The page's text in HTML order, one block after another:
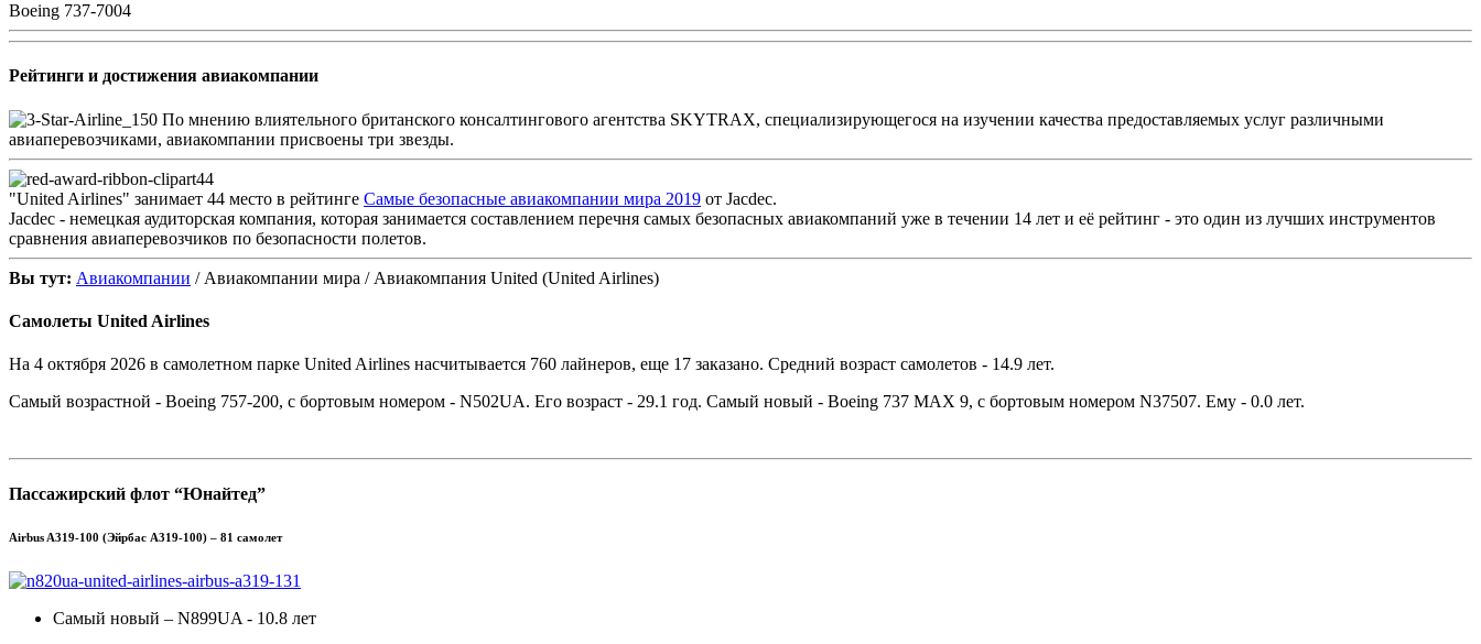
Boeing 737-7004
Рейтинги и достижения авиакомпании
По мнению влиятельного британского консалтингового агентства SKYTRAX, специализирующегося на изучении качества предоставляемых услуг различными
авиаперевозчиками, авиакомпании присвоены три звезды.
44
"United Airlines" занимает 44 место в рейтинге Самые безопасные авиакомпании мира 2019 от Jacdec.
Jacdec - немецкая аудиторская компания, которая занимается составлением перечня самых безопасных авиакомпаний уже в течении 14 лет и её рейтинг - это один из лучших инструментов
сравнения авиаперевозчиков по безопасности полетов.
Вы тут: Авиакомпании / Авиакомпании мира / Авиакомпания United (United Airlines)
Самолеты United Airlines
На 4 октября 2026 в самолетном парке United Airlines насчитывается 760 лайнеров, еще 17 заказано. Средний возраст самолетов - 14.9 лет.
Самый возрастной - Boeing 757-200, с бортовым номером - N502UA. Его возраст - 29.1 год. Самый новый - Boeing 737 MAX 9, с бортовым номером N37507. Ему - 0.0 лет.
Пассажирский флот “Юнайтед”
Airbus A319-100 (Эйрбас A319-100) – 81 самолет
Самый новый – N899UA - 10.8 лет